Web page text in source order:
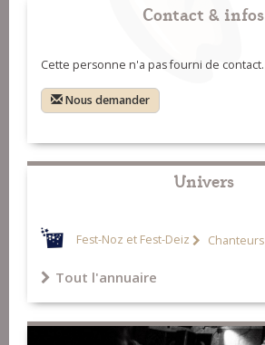
Contact & infos
Cette personne n'a pas fourni de contact.
Nous demander
Univers
Fest-Noz et Fest-Deiz Chanteurs
Tout l'annuaire